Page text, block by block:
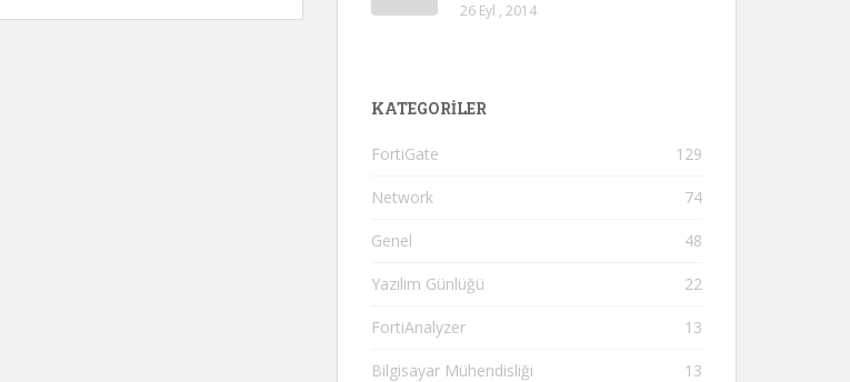
26 Eyl , 2014
KATEGORILER
FortiGate 129
Network 74
Genel 48
Yazılım Günlüğü 22
FortiAnalyzer 13
Bilgisayar Mühendisliği 13